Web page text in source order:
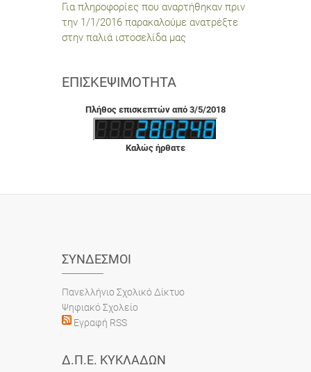
Για πληροφορίες που αναρτήθηκαν πριν
την 1/1/2016 παρακαλούμε ανατρέξτε
στην παλιά ιστοσελίδα μας
ΕΠΙΣΚΕΨΙΜΌΤΗΤΑ
Πλήθος επισκεπτών από 3/5/2018
Καλώς ήρθατε
ΣΎΝΔΕΣΜΟΙ
Πανελλήνιο Σχολικό Δίκτυο
Ψηφιακό Σχολείο
Εγραφή RSS
Δ.Π.Ε. ΚΥΚΛΆΔΩΝ